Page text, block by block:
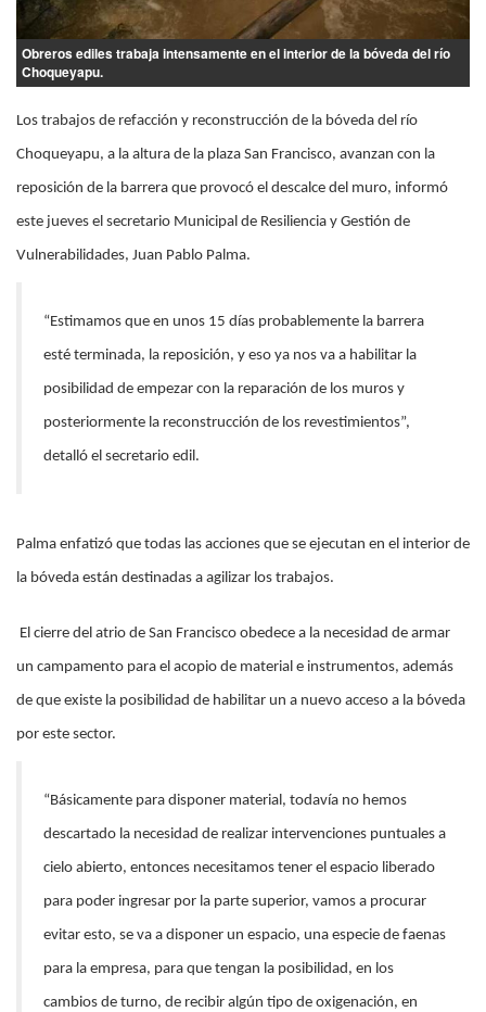
Obreros ediles trabaja intensamente en el interior de la bóveda del río
Choqueyapu.
Los trabajos de refacción y reconstrucción de la bóveda del río
Choqueyapu, a la altura de la plaza San Francisco, avanzan con la
reposición de la barrera que provocó el descalce del muro, informó
este jueves el secretario Municipal de Resiliencia y Gestión de
Vulnerabilidades, Juan Pablo Palma.
“Estimamos que en unos 15 días probablemente la barrera
esté terminada, la reposición, y eso ya nos va a habilitar la
posibilidad de empezar con la reparación de los muros y
posteriormente la reconstrucción de los revestimientos”,
detalló el secretario edil.
Palma enfatizó que todas las acciones que se ejecutan en el interior de
la bóveda están destinadas a agilizar los trabajos.
El cierre del atrio de San Francisco obedece a la necesidad de armar
un campamento para el acopio de material e instrumentos, además
de que existe la posibilidad de habilitar un a nuevo acceso a la bóveda
por este sector.
“Básicamente para disponer material, todavía no hemos
descartado la necesidad de realizar intervenciones puntuales a
cielo abierto, entonces necesitamos tener el espacio liberado
para poder ingresar por la parte superior, vamos a procurar
evitar esto, se va a disponer un espacio, una especie de faenas
para la empresa, para que tengan la posibilidad, en los
cambios de turno, de recibir algún tipo de oxigenación, en